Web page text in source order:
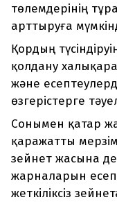
төлемдерінің
арттыруға
Қордың
қолдану
және
өзгерістерге
Сонымен қатар
қаражатты
зейнет жасына
жарналарын
жеткіліксіз